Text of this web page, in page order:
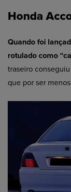
Honda
Quando foi
rotulado como
traseiro
que por ser